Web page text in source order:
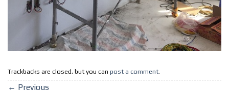
Trackbacks are closed, but you can post a comment.
← Previous